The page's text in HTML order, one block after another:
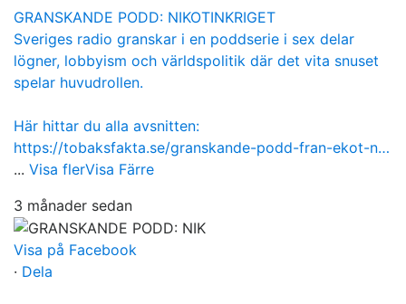
GRANSKANDE PODD: NIKOTINKRIGET
Sveriges radio granskar i en poddserie i sex delar
lögner, lobbyism och världspolitik där det vita snuset
spelar huvudrollen.
Här hittar du alla avsnitten:
https://tobaksfakta.se/granskande-podd-fran-ekot-n…
... Visa flerVisa Färre
3 månader sedan
Visa på Facebook
· Dela